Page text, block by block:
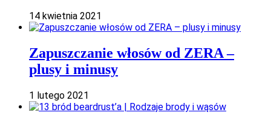
14 kwietnia 2021
Zapuszczanie włosów od ZERA –
plusy i minusy
1 lutego 2021